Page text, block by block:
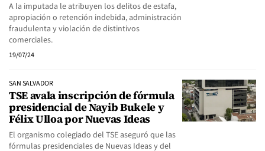
A la imputada le atribuyen los delitos de estafa,
apropiación o retención indebida, administración
fraudulenta y violación de distintivos
comerciales.
19/07/24
SAN SALVADOR
TSE avala inscripción de fórmula
presidencial de Nayib Bukele y
Félix Ulloa por Nuevas Ideas
El organismo colegiado del TSE aseguró que las
fórmulas presidenciales de Nuevas Ideas y del